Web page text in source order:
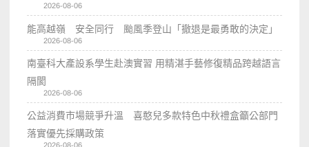
2026-08-06
能高越嶺 安全同行 颱風季登山「撤退是最勇敢的決定」
2026-08-06
南臺科大產設系學生赴澳實習 用精湛手藝修復精品跨越語言
隔閡
2026-08-06
公益消費市場競爭升溫 喜憨兒多款特色中秋禮盒籲公部門
落實優先採購政策
2026-08-06